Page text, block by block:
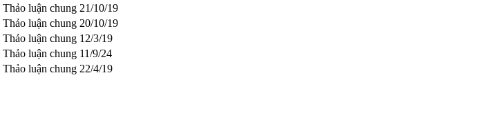
Thảo luận chung 21/10/19
Thảo luận chung 20/10/19
Thảo luận chung 12/3/19
Thảo luận chung 11/9/24
Thảo luận chung 22/4/19